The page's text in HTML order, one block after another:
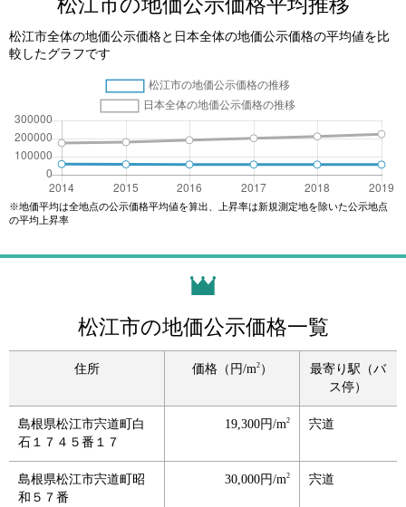
松江市全体の地価公示価格と日本全体の地価公示価格の平均値を比
較したグラフです
※地価平均は全地点の公示価格平均値を算出、上昇率は新規測定地を除いた公示地点
の平均上昇率
松江市の地価公示価格一覧
住所 価格（円/m2）
最寄り駅（バ
ス停）
島根県松江市宍道町白
石１７４５番１７
19,300円/m2 宍道
島根県松江市宍道町昭
和５７番
30,000円/m2 宍道